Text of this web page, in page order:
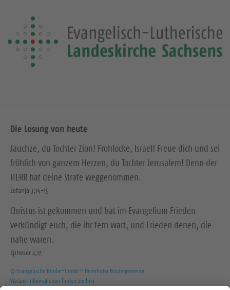
Die Losung von heute
Jauchze, du Tochter Zion! Frohlocke, Israel! Freue dich und sei
fröhlich von ganzem Herzen, du Tochter Jerusalem! Denn der
HERR hat deine Strafe weggenommen.
Zefanja 3,14-15
Christus ist gekommen und hat im Evangelium Frieden
verkündigt euch, die ihr fern wart, und Frieden denen, die
nahe waren.
Epheser 2,17
© Evangelische Brüder-Unität – Herrnhuter Brüdergemeine
Weitere Informationen finden Sie hier